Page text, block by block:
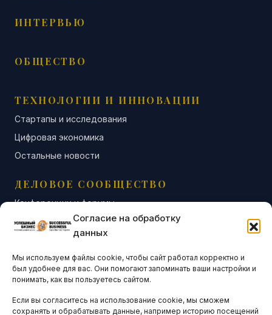
Согласие на обработку
данных
Мы используем файлы cookie, чтобы сайт работал корректно и
был удобнее для вас. Они помогают запоминать ваши настройки и
понимать, как вы пользуетесь сайтом.
Если вы согласитесь на использование cookie, мы сможем
сохранять и обрабатывать данные, например историю посещений
ИНТЕРВЬЮ
ОБЩЕСТВО
ТЕХНОЛОГИИ И ИННОВАЦИИ
Стартапы и исследования
Цифровая экономика
Остальные новости
ДЕЛОВОЕ СООБЩЕСТВО
Конференции и форумы
Бизнес-клубы и ассоциации
Остальные новости
АНАЛИТИКА И СТАТИСТИКА
ARTICLES IN ENGLISH